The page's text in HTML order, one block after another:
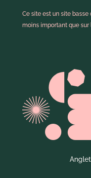
Ce site est un site
moins important que